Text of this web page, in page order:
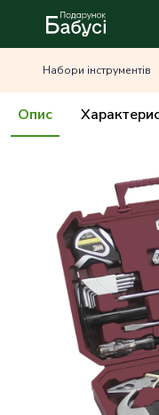
Набори інструментів
Опис